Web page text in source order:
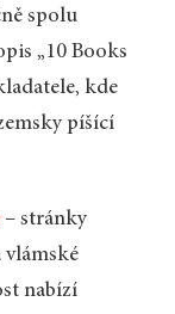
spolu
„10 Books
kde
píšící
– stránky
nabízí